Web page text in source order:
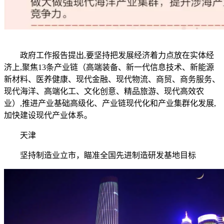
政府工作报告提出,要坚持把发展经济着力点放在实体经
济上,聚焦13条产业链（高端装备、新一代信息技术、新能源
新材料、医养健康、现代金融、现代物流、商贸、商务服务、
现代海洋、高端化工、文化创意、精品旅游、现代高效农
业）,推进产业基础高级化、产业链现代化和产业集群化发展,
加快建设现代产业体系。
天津
坚持制造业立市，瞄准全国先进制造研发基地目标